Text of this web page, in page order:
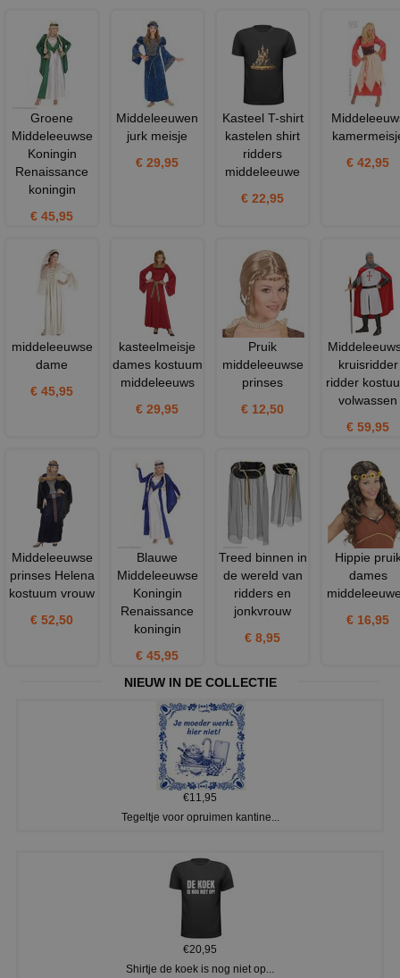
Groene
Middeleeuwse
Koningin
Renaissance
koningin
€ 45,95
Middeleeuwen
jurk meisje
€ 29,95
Kasteel T-shirt
kastelen shirt
ridders
middeleeuwe
€ 22,95
€ 42,95
middeleeuwse
dame
€ 45,95
kasteelmeisje
dames kostuum
middeleeuws
€ 29,95
Pruik
middeleeuwse
prinses
€ 12,50
kruisridder
ridder
volwassen
€ 59,95
Middeleeuwse
prinses Helena
kostuum vrouw
€ 52,50
Blauwe
Middeleeuwse
Koningin
Renaissance
koningin
€ 45,95
Treed binnen in
de wereld van
ridders en
jonkvrouw
€ 8,95
Hippie
dames
€ 16,95
NIEUW IN DE COLLECTIE
€11,95
Tegeltje voor opruimen kantine...
€20,95
Shirtje de koek is nog niet op...